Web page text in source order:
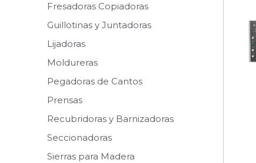
Fresadoras Copiadoras
Guillotinas y Juntadoras
Lijadoras
Moldureras
Pegadoras de Cantos
Prensas
Recubridoras y Barnizadoras
Seccionadoras
Sierras para Madera